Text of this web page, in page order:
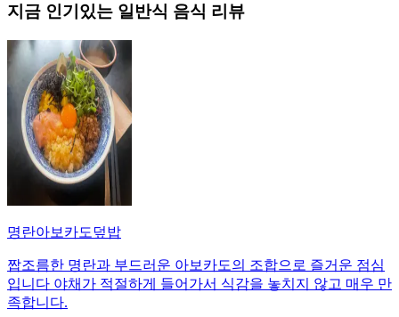
지금 인기있는 일반식 음식 리뷰
명란아보카도덮밥
짭조름한 명란과 부드러운 아보카도의 조합으로 즐거운 점심
입니다 야채가 적절하게 들어가서 식감을 놓치지 않고 매우 만
족합니다.